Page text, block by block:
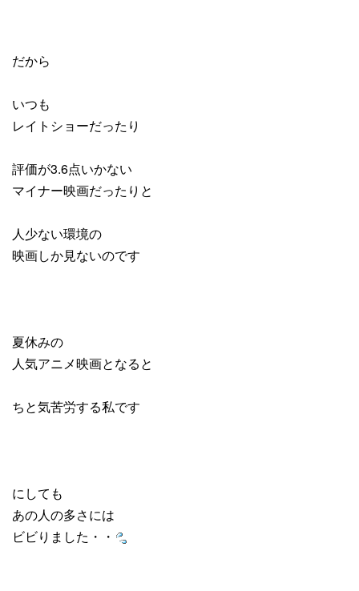
だから
いつも
レイトショーだったり
評価が3.6点いかない
マイナー映画だったりと
人少ない環境の
映画しか見ないのです
夏休みの
人気アニメ映画となると
ちと気苦労する私です
にしても
あの人の多さには
ビビりました・・